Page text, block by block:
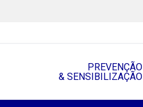
PREVENÇÃO
& SENSIBILIZAÇÃO